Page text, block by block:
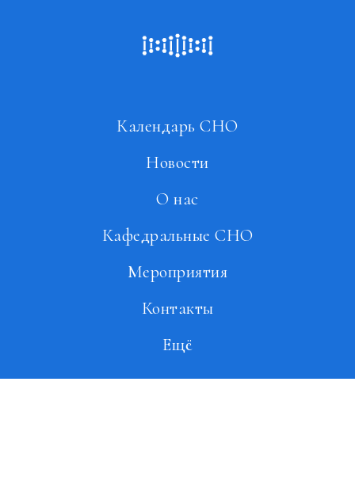
Календарь СНО
Новости
О нас
Кафедральные СНО
Мероприятия
Контакты
Ещё